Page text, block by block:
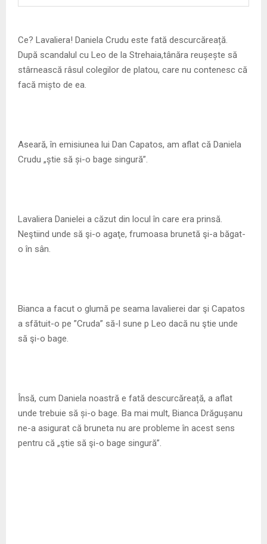
N
Ce? Lavaliera! Daniela Crudu este fată descurcăreață.
După scandalul cu Leo de la Strehaia,tânăra reușește să
stârnească râsul colegilor de platou, care nu contenesc că
facă mișto de ea.
Aseară, în emisiunea lui Dan Capatos, am aflat că Daniela
Crudu „știe să și-o bage singură”.
Lavaliera Danielei a căzut din locul în care era prinsă.
Neştiind unde să şi-o agaţe, frumoasa brunetă şi-a băgat-
o în sân.
Bianca a facut o glumă pe seama lavalierei dar şi Capatos
a sfătuit-o pe ”Cruda” să-l sune p Leo dacă nu ştie unde
să şi-o bage.
Însă, cum Daniela noastră e fată descurcăreață, a aflat
unde trebuie să și-o bage. Ba mai mult, Bianca Drăgușanu
ne-a asigurat că bruneta nu are probleme în acest sens
pentru că „ştie să şi-o bage singură”.